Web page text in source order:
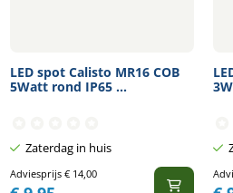
LED spot Calisto MR16 COB
5Watt rond IP65 ...
Zaterdag in huis
Adviesprijs €14,00